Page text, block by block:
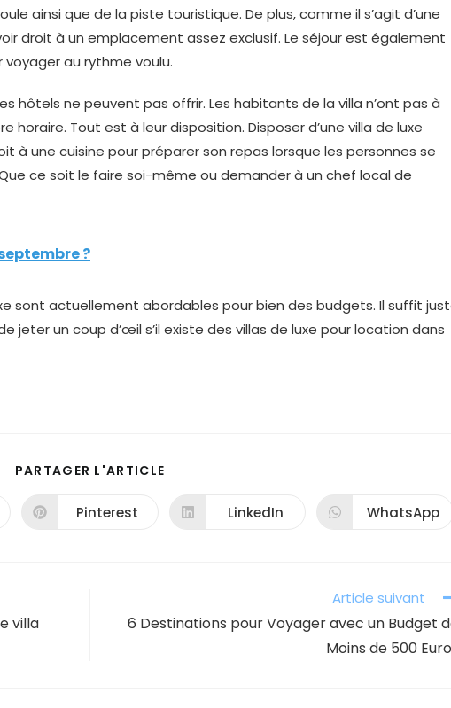
ainsi que de la piste touristique. De plus, comme il s’agit d’une
droit à un emplacement assez exclusif. Le séjour est également
au rythme voulu.
hôtels ne peuvent pas offrir. Les habitants de la villa n’ont pas à
horaire. Tout est à leur disposition. Disposer d’une villa de luxe
à une cuisine pour préparer son repas lorsque les personnes se
ce soit le faire soi-même ou demander à un chef local de
?
sont actuellement abordables pour bien des budgets. Il suffit
jeter un coup d’œil s’il existe des villas de luxe pour location dans
PARTAGER L'ARTICLE
CONTENU
Ouvrir
Pinterest Ouvrir
LinkedIn Ouvrir
WhatsApp
villa
Article suivant
6 Destinations pour Voyager avec un Budget
Moins de 500